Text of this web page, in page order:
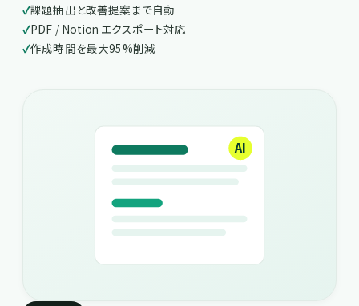
課題抽出と改善提案まで自動
PDF / Notion エクスポート対応
作成時間を最大95%削減
AI